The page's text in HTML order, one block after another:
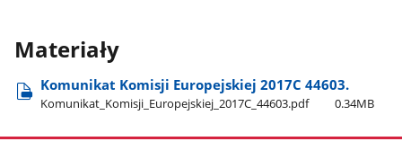
Materiały
Komunikat Komisji Europejskiej 2017C 44603.
Komunikat​_Komisji​_Europejskiej​_2017C​_44603.pdf 0.34MB